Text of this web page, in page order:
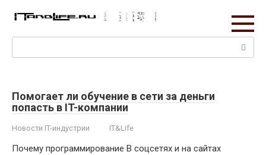
Поиск:
Помогает ли обучение в сети за деньги
попасть в IT-компании
Новости IT-индустрии IT&Life
Почему программирование В соцсетях и на сайтах